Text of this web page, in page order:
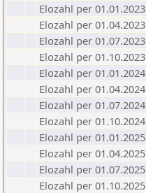
Elozahl per 01.01.2023
Elozahl per 01.04.2023
Elozahl per 01.07.2023
Elozahl per 01.10.2023
Elozahl per 01.01.2024
Elozahl per 01.04.2024
Elozahl per 01.07.2024
Elozahl per 01.10.2024
Elozahl per 01.01.2025
Elozahl per 01.04.2025
Elozahl per 01.07.2025
Elozahl per 01.10.2025